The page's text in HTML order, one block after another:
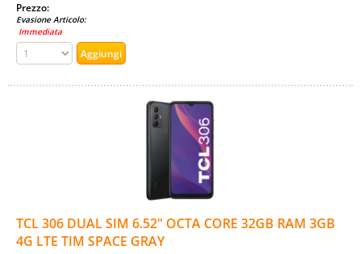
Prezzo:
Evasione Articolo:
Immediata
TCL 306 DUAL SIM 6.52" OCTA CORE 32GB RAM 3GB
4G LTE TIM SPACE GRAY